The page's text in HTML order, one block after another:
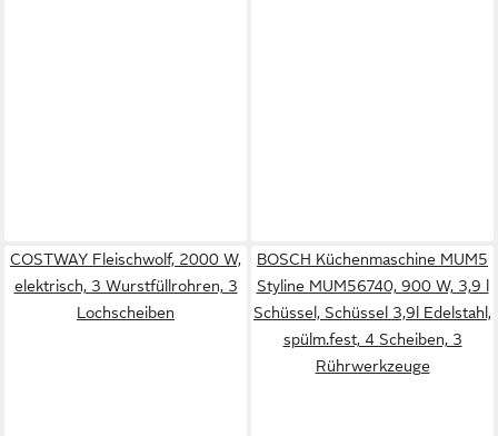
COSTWAY Fleischwolf, 2000 W,
elektrisch, 3 Wurstfüllrohren, 3
Lochscheiben
BOSCH Küchenmaschine MUM5
Styline MUM56740, 900 W, 3,9 l
Schüssel, Schüssel 3,9l Edelstahl,
spülm.fest, 4 Scheiben, 3
Rührwerkzeuge